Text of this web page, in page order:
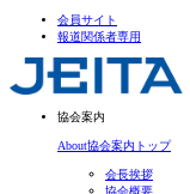
会員サイト
報道関係者専用
協会案内
About協会案内トップ
会長挨拶
協会概要